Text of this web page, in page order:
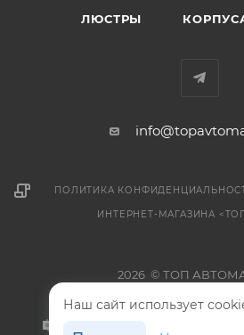
ЛЮСТРЫ
ПОЛИТИКА
ИНТЕРНЕТ-МАГАЗИНА
2026 © ТОП
Наш сайт использует